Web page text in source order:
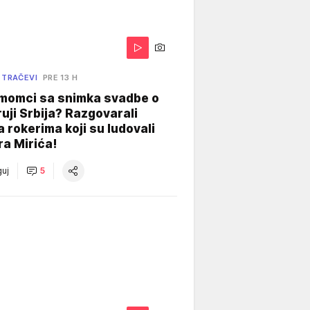
PRE 13 H
sa snimka svadbe o
Srbija? Razgovarali
rokerima koji su ludovali
Mirića!
5